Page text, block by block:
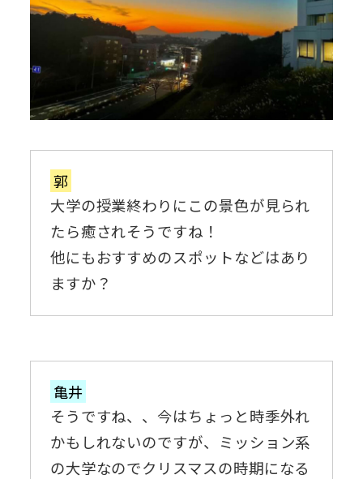
郭
大学の授業終わりにこの景色が見られ
たら癒されそうですね！
他にもおすすめのスポットなどはあり
ますか？
亀井
そうですね、、今はちょっと時季外れ
かもしれないのですが、ミッション系
の大学なのでクリスマスの時期になる